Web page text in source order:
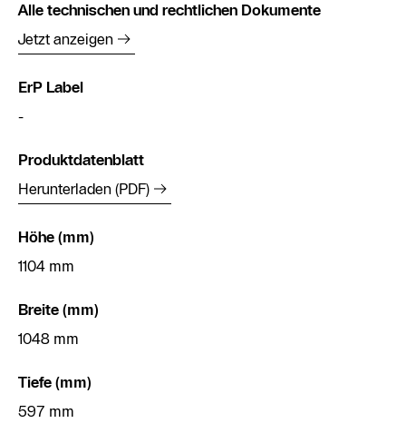
Alle technischen und rechtlichen Dokumente
Jetzt anzeigen
ErP Label
-
Produktdatenblatt
Herunterladen (PDF)
Höhe (mm)
1104 mm
Breite (mm)
1048 mm
Tiefe (mm)
597 mm